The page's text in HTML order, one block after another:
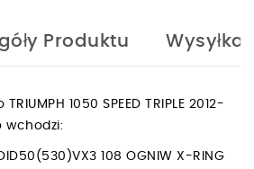
Produktu Wysyłka
1050 SPEED TRIPLE 2012-
wchodzi:
108 OGNIW X-RING